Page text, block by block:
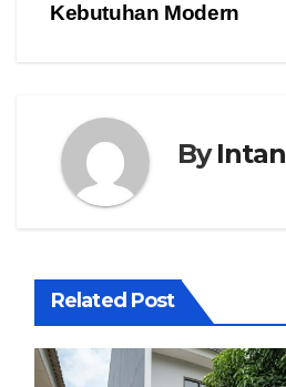
Kebutuhan Modern
ByIntan
Related Post